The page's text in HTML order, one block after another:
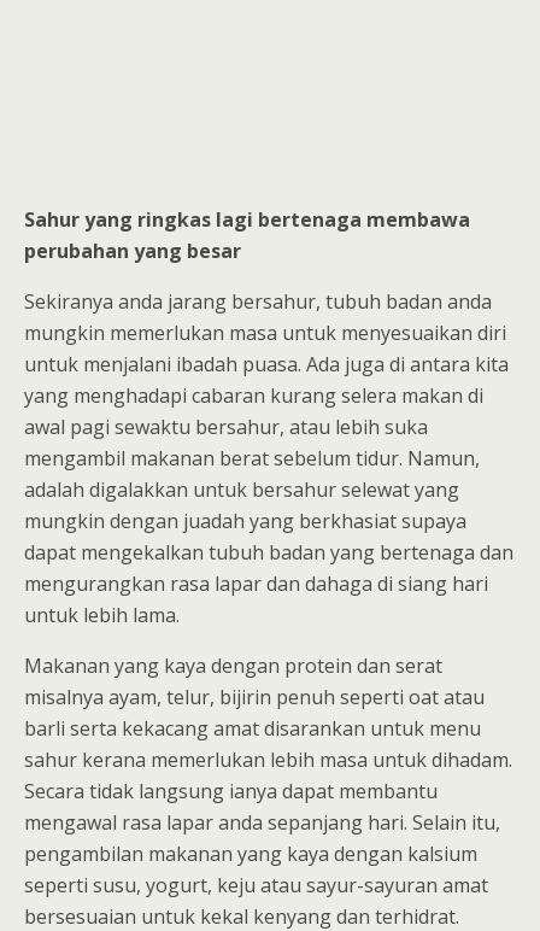
Sahur yang ringkas lagi bertenaga membawa
perubahan yang besar
Sekiranya anda jarang bersahur, tubuh badan anda
mungkin memerlukan masa untuk menyesuaikan diri
untuk menjalani ibadah puasa. Ada juga di antara kita
yang menghadapi cabaran kurang selera makan di
awal pagi sewaktu bersahur, atau lebih suka
mengambil makanan berat sebelum tidur. Namun,
adalah digalakkan untuk bersahur selewat yang
mungkin dengan juadah yang berkhasiat supaya
dapat mengekalkan tubuh badan yang bertenaga dan
mengurangkan rasa lapar dan dahaga di siang hari
untuk lebih lama.
Makanan yang kaya dengan protein dan serat
misalnya ayam, telur, bijirin penuh seperti oat atau
barli serta kekacang amat disarankan untuk menu
sahur kerana memerlukan lebih masa untuk dihadam.
Secara tidak langsung ianya dapat membantu
mengawal rasa lapar anda sepanjang hari. Selain itu,
pengambilan makanan yang kaya dengan kalsium
seperti susu, yogurt, keju atau sayur-sayuran amat
bersesuaian untuk kekal kenyang dan terhidrat.